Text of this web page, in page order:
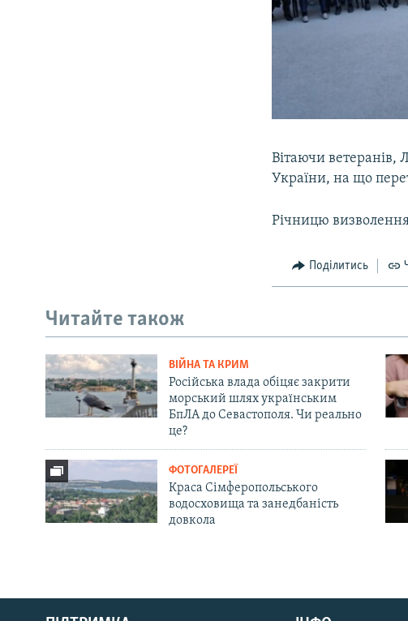
Русский
Вітаючи ветеранів,
України, на що
Річницю визволення
Поділитись
Читайте також
ВІЙНА ТА КРИМ
Російська влада обіцяє закрити
морський шлях українським
БпЛА до Севастополя. Чи реально
це?
ФОТОГАЛЕРЕЇ
Краса Сімферопольського
водосховища та занедбаність
довкола